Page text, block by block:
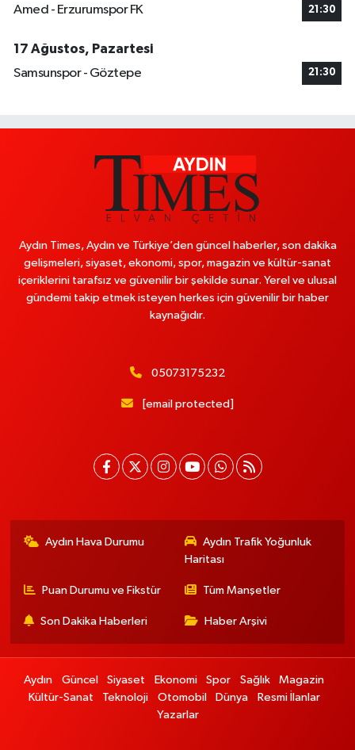
Amed - Erzurumspor FK 21:30
17 Ağustos, Pazartesi
Samsunspor - Göztepe
21:30
Aydın Times, Aydın ve Türkiye’den güncel haberler, son dakika
gelişmeleri, siyaset, ekonomi, spor, magazin ve kültür-sanat
içeriklerini tarafsız ve güvenilir bir şekilde sunar. Yerel ve ulusal
gündemi takip etmek isteyen herkes için güvenilir bir haber
kaynağıdır.
05073175232
[email protected]
Aydın Hava Durumu
Aydın Trafik Yoğunluk
Haritası
Puan Durumu ve Fikstür Tüm Manşetler
Son Dakika Haberleri Haber Arşivi
Aydın Güncel Siyaset Ekonomi Spor Sağlık
Magazin
Kültür-Sanat
Teknoloji Otomobil Dünya
Resmi İlanlar
Yazarlar